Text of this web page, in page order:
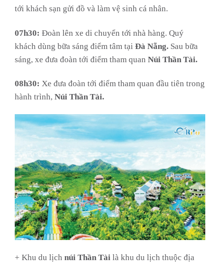
tới khách sạn gửi đồ và làm vệ sinh cá nhân.
07h30: Đoàn lên xe di chuyển tới nhà hàng. Quý
khách dùng bữa sáng điểm tâm tại Đà Nẵng. Sau bữa
sáng, xe đưa đoàn tới điểm tham quan Núi Thần Tài.
08h30: Xe đưa đoàn tới điểm tham quan đầu tiên trong
hành trình, Núi Thần Tài.
+ Khu du lịch núi Thần Tài là khu du lịch thuộc địa